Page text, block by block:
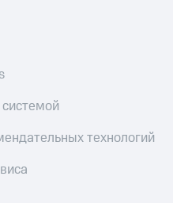
технологий